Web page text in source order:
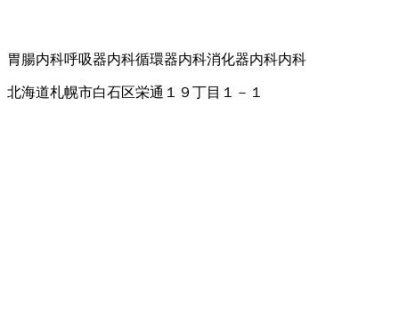
胃腸内科呼吸器内科循環器内科消化器内科内科
北海道札幌市白石区栄通１９丁目１－１